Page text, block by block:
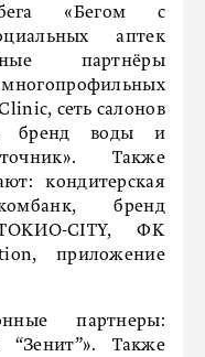
«Бегом с
аптек
партнёры
сеть салонов
бренд воды и
Также
кондитерская
бренд
ТОКИО-CITY, ФК
приложение
партнеры:
Также